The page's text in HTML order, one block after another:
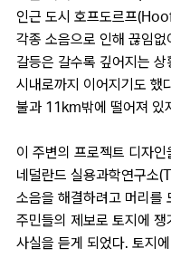
인근 도시 호프도르프
각종 소음으로 인해 끊임
갈등은 갈수록 깊어지는
시내로까지 이어지기도 했
불과 11km밖에 떨어져 있
이 주변의 프로젝트 디자
네덜란드 실용과학연구소
소음을 해결하려고 머리를
주민들의 제보로 토지에
사실을 듣게 되었다. 토지